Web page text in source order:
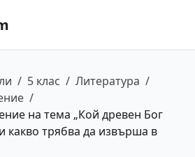
/ 5 клас / Литература /
/
на тема „Кой древен Бог
какво трябва да извърша в